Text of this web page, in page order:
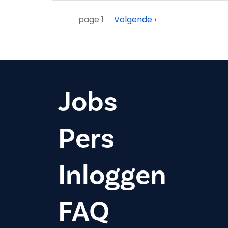
Paginering
page 1 Volgende
Volgende ›
Jobs
Pers
Inloggen
FAQ